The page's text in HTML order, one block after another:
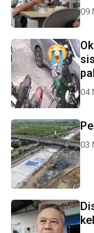
09
04
03